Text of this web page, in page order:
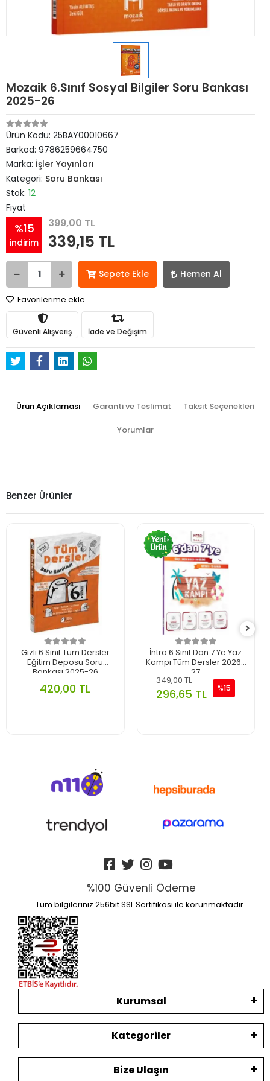
Mozaik 6.Sınıf Sosyal Bilgiler Soru Bankası
2025-26
Ürün Kodu: 25BAY00010667
Barkod: 9786259664750
Marka: İşler Yayınları
Kategori: Soru Bankası
Stok: 12
Fiyat
%15
indirim
399,00 TL
339,15 TL
Sepete Ekle Hemen Al
Favorilerime ekle
Güvenli Alışveriş İade ve Değişim
Ürün Açıklaması Garanti ve Teslimat Taksit Seçenekleri
Yorumlar
Benzer Ürünler
Gizli 6.Sınıf Tüm Dersler
Eğitim Deposu Soru
Bankası 2025-26
420,00 TL
İntro 6.Sınıf Dan 7 Ye Yaz
Kampı Tüm Dersler 2026-
27
349,00 TL
296,65 TL %15
%100 Güvenli Ödeme
Tüm bilgileriniz 256bit SSL Sertifikası ile korunmaktadır.
Kurumsal
Kategoriler
Bize Ulaşın